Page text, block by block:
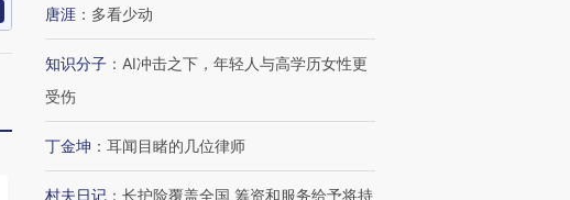
唐涯 ： 多看少动
知识分子 ： AI冲击之下，年轻人与高学历女性更
受伤
丁金坤 ： 耳闻目睹的几位律师
村夫日记 ： 长护险覆盖全国 筹资和服务给予将持